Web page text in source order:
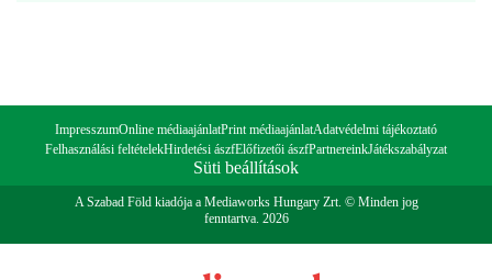
ImpresszumOnline médiaajánlatPrint médiaajánlatAdatvédelmi tájékoztató
Felhasználási feltételekHirdetési ászfElőfizetői ászfPartnereinkJátékszabályzat
Süti beállítások
A Szabad Föld kiadója a Mediaworks Hungary Zrt. © Minden jog
fenntartva. 2026